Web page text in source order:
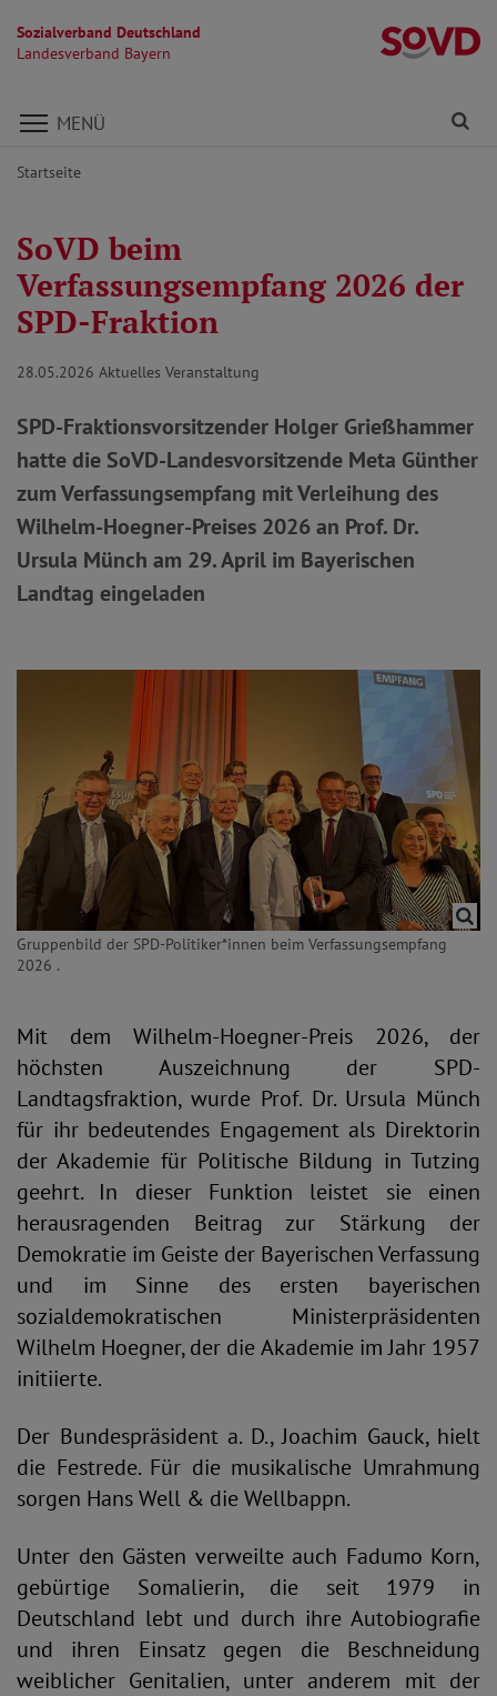
Sozialverband Deutschland
Landesverband Bayern
Direkt zu den Inhalten springen
MENÜ
Startseite
SoVD beim
Verfassungsempfang 2026 der
SPD-Fraktion
28.05.2026 Aktuelles Veranstaltung
SPD-Fraktionsvorsitzender Holger Grießhammer
hatte die SoVD-Landesvorsitzende Meta Günther
zum Verfassungsempfang mit Verleihung des
Wilhelm-Hoegner-Preises 2026 an Prof. Dr.
Ursula Münch am 29. April im Bayerischen
Landtag eingeladen
Gruppenbild der SPD-Politiker*innen beim Verfassungsempfang
2026 .
Mit dem Wilhelm-Hoegner-Preis 2026, der
höchsten Auszeichnung der SPD-
Landtagsfraktion, wurde Prof. Dr. Ursula Münch
für ihr bedeutendes Engagement als Direktorin
der Akademie für Politische Bildung in Tutzing
geehrt. In dieser Funktion leistet sie einen
herausragenden Beitrag zur Stärkung der
Demokratie im Geiste der Bayerischen Verfassung
und im Sinne des ersten bayerischen
sozialdemokratischen Ministerpräsidenten
Wilhelm Hoegner, der die Akademie im Jahr 1957
initiierte.
Der Bundespräsident a. D., Joachim Gauck, hielt
die Festrede. Für die musikalische Umrahmung
sorgen Hans Well & die Wellbappn.
Unter den Gästen verweilte auch Fadumo Korn,
gebürtige Somalierin, die seit 1979 in
Deutschland lebt und durch ihre Autobiografie
und ihren Einsatz gegen die Beschneidung
weiblicher Genitalien, unter anderem mit der